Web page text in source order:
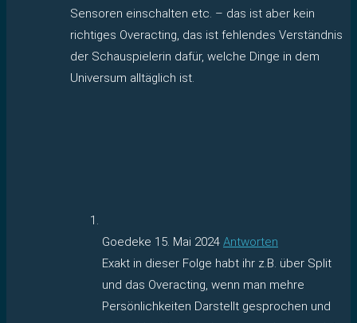
Sensoren einschalten etc. – das ist aber kein
richtiges Overacting, das ist fehlendes Verständnis
der Schauspielerin dafür, welche Dinge in dem
Universum alltäglich ist.
Goedeke 15. Mai 2024 Antworten
Exakt in dieser Folge habt ihr z.B. über Split
und das Overacting, wenn man mehre
Persönlichkeiten Darstellt gesprochen und